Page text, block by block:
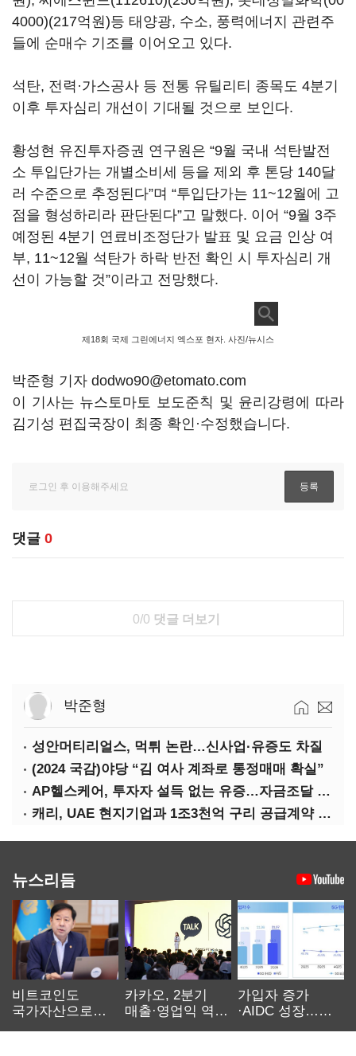
4000)(217억원)등 태양광, 수소, 풍력에너지 관련주
들에 순매수 기조를 이어오고 있다.
석탄, 전력·가스공사 등 전통 유틸리티 종목도 4분기
이후 투자심리 개선이 기대될 것으로 보인다.
황성현 유진투자증권 연구원은 “9월 국내 석탄발전
소 투입단가는 개별소비세 등을 제외 후 톤당 140달
러 수준으로 추정된다”며 “투입단가는 11~12월에 고
점을 형성하리라 판단된다”고 말했다. 이어 “9월 3주
예정된 4분기 연료비조정단가 발표 및 요금 인상 여
부, 11~12월 석탄가 하락 반전 확인 시 투자심리 개
선이 가능할 것”이라고 전망했다.
제18회 국제 그린에너지 엑스포 현자. 사진/뉴시스
박준형 기자 dodwo90@etomato.com
이 기사는 뉴스토마토 보도준칙 및 윤리강령에 따라
김기성 편집국장이 최종 확인·수정했습니다.
댓글 0
0/0 댓글 더보기
박준형
성안머티리얼스, 먹튀 논란…신사업·유증도 차질
(2024 국감)야당 “김 여사 계좌로 통정매매 확실”
AP헬스케어, 투자자 설득 없는 유증…자금조달 ‘빨간불’
캐리, UAE 현지기업과 1조3천억 구리 공급계약 체결
뉴스리듬
비트코인도
국가자산으로…'
카카오, 2분기
매출·영업익 역대
가입자 증가
·AIDC 성장…